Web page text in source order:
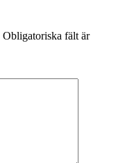
Obligatoriska fält är